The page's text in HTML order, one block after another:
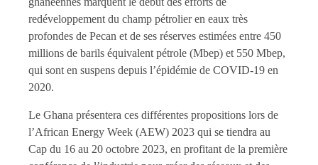
redéveloppement du champ pétrolier en eaux très
profondes de Pecan et de ses réserves estimées entre 450
millions de barils équivalent pétrole (Mbep) et 550 Mbep,
qui sont en suspens depuis l’épidémie de COVID-19 en
2020.
Le Ghana présentera ces différentes propositions lors de
l’African Energy Week (AEW) 2023 qui se tiendra au
Cap du 16 au 20 octobre 2023, en profitant de la première